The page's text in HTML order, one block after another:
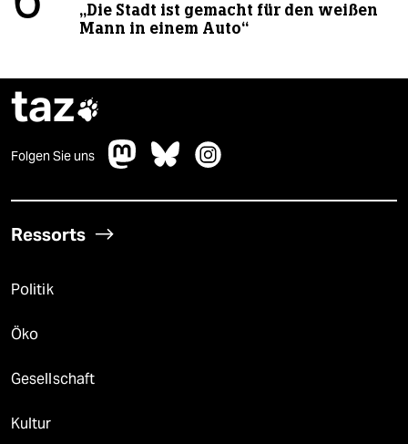
„Die Stadt ist gemacht für den weißen
Mann in einem Auto“
taz
Folgen Sie uns
Ressorts
Politik
Öko
Gesellschaft
Kultur